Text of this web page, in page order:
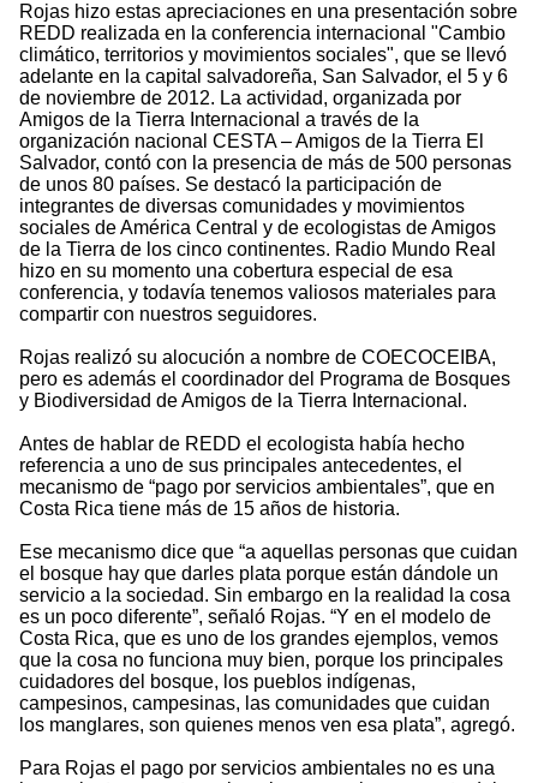
Rojas hizo estas apreciaciones en una presentación sobre
REDD realizada en la conferencia internacional "Cambio
climático, territorios y movimientos sociales", que se llevó
adelante en la capital salvadoreña, San Salvador, el 5 y 6
de noviembre de 2012. La actividad, organizada por
Amigos de la Tierra Internacional a través de la
organización nacional CESTA – Amigos de la Tierra El
Salvador, contó con la presencia de más de 500 personas
de unos 80 países. Se destacó la participación de
integrantes de diversas comunidades y movimientos
sociales de América Central y de ecologistas de Amigos
de la Tierra de los cinco continentes. Radio Mundo Real
hizo en su momento una cobertura especial de esa
conferencia, y todavía tenemos valiosos materiales para
compartir con nuestros seguidores.
Rojas realizó su alocución a nombre de COECOCEIBA,
pero es además el coordinador del Programa de Bosques
y Biodiversidad de Amigos de la Tierra Internacional.
Antes de hablar de REDD el ecologista había hecho
referencia a uno de sus principales antecedentes, el
mecanismo de “pago por servicios ambientales”, que en
Costa Rica tiene más de 15 años de historia.
Ese mecanismo dice que “a aquellas personas que cuidan
el bosque hay que darles plata porque están dándole un
servicio a la sociedad. Sin embargo en la realidad la cosa
es un poco diferente”, señaló Rojas. “Y en el modelo de
Costa Rica, que es uno de los grandes ejemplos, vemos
que la cosa no funciona muy bien, porque los principales
cuidadores del bosque, los pueblos indígenas,
campesinos, campesinas, las comunidades que cuidan
los manglares, son quienes menos ven esa plata”, agregó.
Para Rojas el pago por servicios ambientales no es una